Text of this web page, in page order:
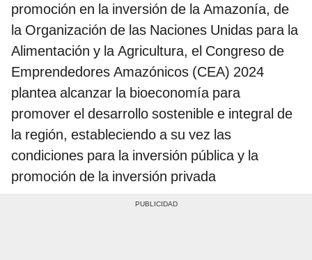
promoción en la inversión de la Amazonía, de
la Organización de las Naciones Unidas para la
Alimentación y la Agricultura, el Congreso de
Emprendedores Amazónicos (CEA) 2024
plantea alcanzar la bioeconomía para
promover el desarrollo sostenible e integral de
la región, estableciendo a su vez las
condiciones para la inversión pública y la
promoción de la inversión privada